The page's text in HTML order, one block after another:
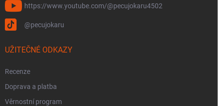
https://www.youtube.com/@pecujokaru4502
@pecujokaru
UŽITEČNÉ ODKAZY
Recenze
Doprava a platba
Věrnostní program